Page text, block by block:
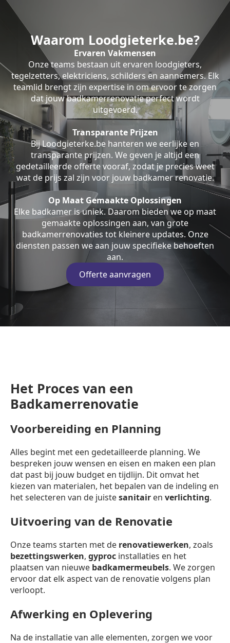
Waarom Loodgieterke.be?
Ervaren Vakmensen
Onze teams bestaan uit ervaren loodgieters,
tegelzetters, elektriciens, schilders en aannemers. Elk
teamlid brengt zijn expertise in om ervoor te zorgen
dat jouw badkamerrenovatie perfect wordt
uitgevoerd.
Transparante Prijzen
Bij Loodgieterke.be hanteren we eerlijke en
transparante prijzen. We geven je altijd een
gedetailleerde offerte vooraf, zodat je precies weet
wat de prijs zal zijn voor jouw badkamer renovatie.
Op Maat Gemaakte Oplossingen
Elke badkamer is uniek. Daarom bieden we op maat
gemaakte oplossingen aan, van grote
badkamerrenovaties tot kleinere updates. Onze
diensten passen we aan jouw specifieke behoeften
aan.
Offerte aanvragen
Het Proces van een
Badkamerrenovatie
Voorbereiding en Planning
Alles begint met een gedetailleerde planning. We
bespreken jouw wensen en eisen en maken een plan
dat past bij jouw budget en tijdlijn. Dit omvat het
kiezen van materialen, het bepalen van de indeling en
het selecteren van de juistesanitair en verlichting.
Uitvoering van de Renovatie
Onze teams starten met de renovatiewerken, zoals
bezettingswerken, gyproc installaties en het
plaatsen van nieuwe badkamermeubels. We zorgen
ervoor dat elk aspect van de renovatie volgens plan
verloopt.
Afwerking en Oplevering
Na de installatie van alle elementen, zorgen we voor